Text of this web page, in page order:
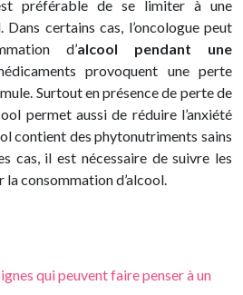
préférable de se limiter à une
certains cas, l’oncologue peut
d’alcool pendant une
provoquent une perte
Surtout en présence de perte de
permet aussi de réduire l’anxiété
contient des phytonutriments sains
cas, il est nécessaire de suivre les
la consommation d’alcool.
qui peuvent faire penser à un